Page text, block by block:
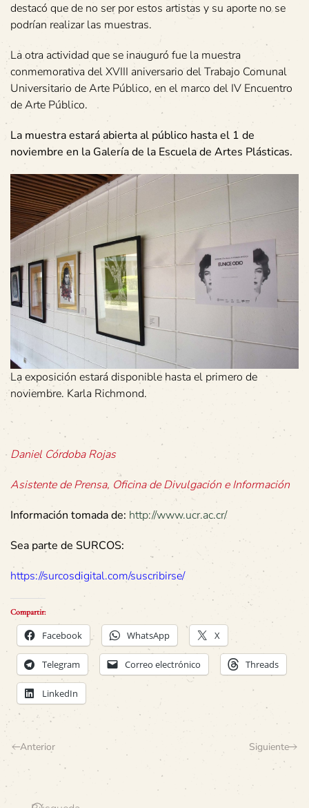
destacó que de no ser por estos artistas y su aporte no se
podrían realizar las muestras.
La otra actividad que se inauguró fue la muestra
conmemorativa del XVIII aniversario del Trabajo Comunal
Universitario de Arte Público, en el marco del IV Encuentro
de Arte Público.
La muestra estará abierta al público hasta el 1 de
noviembre en la Galería de la Escuela de Artes Plásticas.
La exposición estará disponible hasta el primero de
noviembre. Karla Richmond.
Daniel Córdoba Rojas
Asistente de Prensa, Oficina de Divulgación e Información
Información tomada de: http://www.ucr.ac.cr/
Sea parte de SURCOS:
https://surcosdigital.com/suscribirse/
Compartir:
Facebook WhatsApp X
Telegram Correo electrónico Threads
LinkedIn
Anterior Siguiente